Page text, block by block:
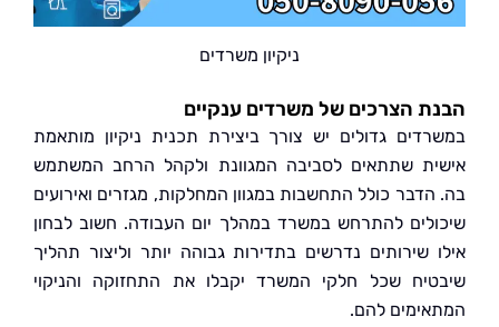
ניקיון משרדים
הצרכים של משרדים ענקיים
גדולים יש צורך ביצירת תכנית ניקיון מותאמת
שתתאים לסביבה המגוונת ולקהל הרחב המשתמש
כולל התחשבות במגוון המחלקות, מגזרים ואירועים
להתרחש במשרד במהלך יום העבודה. חשוב לבחון
שירותים נדרשים בתדירות גבוהה יותר וליצור תהליך
שכל חלקי המשרד יקבלו את התחזוקה והניקוי
להם.